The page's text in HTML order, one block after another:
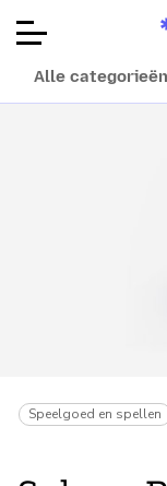
Alle categorieën
Speelgoed en spellen